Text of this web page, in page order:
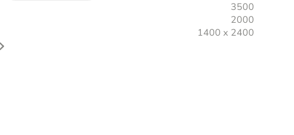
3500
2000
1400 х 2400